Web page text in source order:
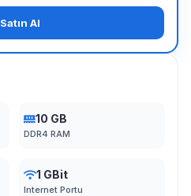
Satın Al
10 GB
DDR4 RAM
1 GBit
Internet Portu